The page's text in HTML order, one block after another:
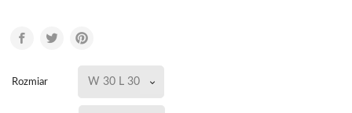
Rozmiar